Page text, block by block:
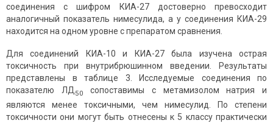
соединения с шифром КИА-27 достоверно превосходит
аналогичный показатель нимесулида, а у соединения КИА-29
находится на одном уровне с препаратом сравнения.
Для соединений КИА-10 и КИА-27 была изучена острая
токсичность при внутрибрюшинном введении. Результаты
представлены в таблице 3. Исследуемые соединения по
показателю ЛД 50сопоставимы с метамизолом натрия и
являются менее токсичными, чем нимесулид. По степени
токсичности они могут быть отнесены к 5 классу практически